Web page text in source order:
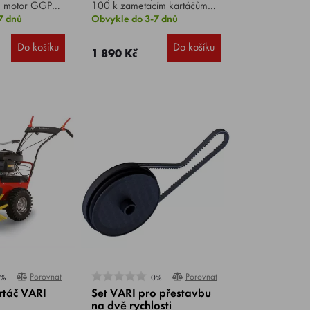
GGP
startér,
záběru 80
34,5
kg.
dnů
Do košíku
100 k zametacím kartáčům
CB-1000, slouží k zamezení
odletu meteného materiálu a
rozptylu prachu při suchém
zametání.
Obvykle do 3-7 dnů
1 890 Kč Do košíku
Porovnat
VARI
0% Porovnat
Set VARI pro přestavbu
na dvě rychlosti